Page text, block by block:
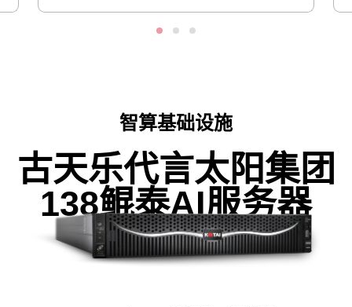
智算基础设施
古天乐代言太阳集团
138鲲泰AI服务器